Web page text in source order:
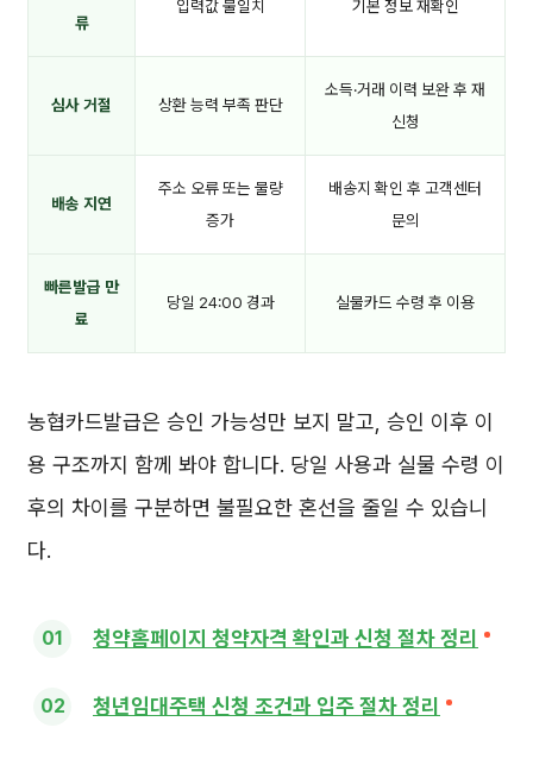
류
입력값 불일치 기본 정보 재확인
심사 거절 상환 능력 부족 판단
소득·거래 이력 보완 후 재
신청
배송 지연
주소 오류 또는 물량
증가
배송지 확인 후 고객센터
문의
빠른발급 만
료
당일 24:00 경과 실물카드 수령 후 이용
농협카드발급은 승인 가능성만 보지 말고, 승인 이후 이
용 구조까지 함께 봐야 합니다. 당일 사용과 실물 수령 이
후의 차이를 구분하면 불필요한 혼선을 줄일 수 있습니
다.
청약홈페이지 청약자격 확인과 신청 절차 정리
청년임대주택 신청 조건과 입주 절차 정리